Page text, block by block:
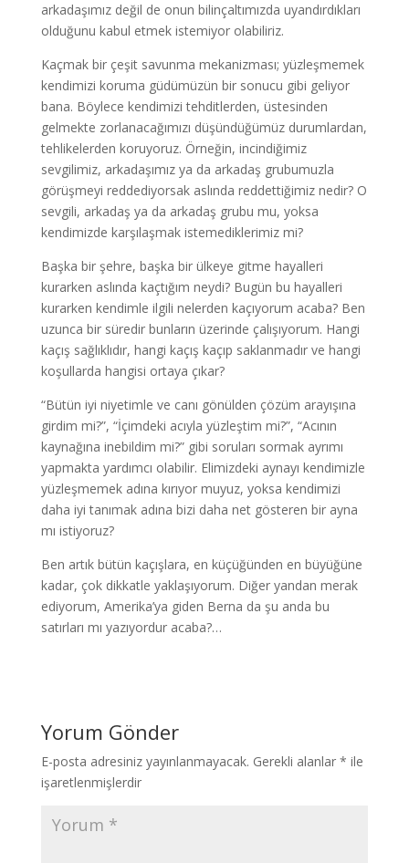
arkadaşımız değil de onun bilinçaltımızda uyandırdıkları
olduğunu kabul etmek istemiyor olabiliriz.
Kaçmak bir çeşit savunma mekanizması; yüzleşmemek
kendimizi koruma güdümüzün bir sonucu gibi geliyor
bana. Böylece kendimizi tehditlerden, üstesinden
gelmekte zorlanacağımızı düşündüğümüz durumlardan,
tehlikelerden koruyoruz. Örneğin, incindiğimiz
sevgilimiz, arkadaşımız ya da arkadaş grubumuzla
görüşmeyi reddediyorsak aslında reddettiğimiz nedir? O
sevgili, arkadaş ya da arkadaş grubu mu, yoksa
kendimizde karşılaşmak istemediklerimiz mi?
Başka bir şehre, başka bir ülkeye gitme hayalleri
kurarken aslında kaçtığım neydi? Bugün bu hayalleri
kurarken kendimle ilgili nelerden kaçıyorum acaba? Ben
uzunca bir süredir bunların üzerinde çalışıyorum. Hangi
kaçış sağlıklıdır, hangi kaçış kaçıp saklanmadır ve hangi
koşullarda hangisi ortaya çıkar?
“Bütün iyi niyetimle ve canı gönülden çözüm arayışına
girdim mi?”, “İçimdeki acıyla yüzleştim mi?”, “Acının
kaynağına inebildim mi?” gibi soruları sormak ayrımı
yapmakta yardımcı olabilir. Elimizdeki aynayı kendimizle
yüzleşmemek adına kırıyor muyuz, yoksa kendimizi
daha iyi tanımak adına bizi daha net gösteren bir ayna
mı istiyoruz?
Ben artık bütün kaçışlara, en küçüğünden en büyüğüne
kadar, çok dikkatle yaklaşıyorum. Diğer yandan merak
ediyorum, Amerika’ya giden Berna da şu anda bu
satırları mı yazıyordur acaba?…
Yorum Gönder
E-posta adresiniz yayınlanmayacak. Gerekli alanlar * ile
işaretlenmişlerdir